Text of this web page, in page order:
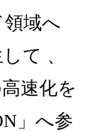
域へ
て 、
速化を
」へ参